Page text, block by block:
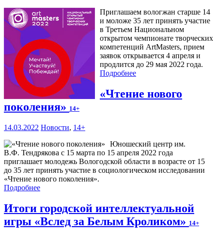
Приглашаем вологжан старше 14
и моложе 35 лет принять участие
в Третьем Национальном
открытом чемпионате творческих
компетенций ArtMasters, прием
заявок открывается 4 апреля и
продлится до 29 мая 2022 года.
Подробнее
«Чтение нового
поколения» 14+
14.03.2022 Новости, 14+
Юношеский центр им.
В.Ф. Тендрякова с 15 марта по 15 апреля 2022 года
приглашает молодежь Вологодской области в возрасте от 15
до 35 лет принять участие в социологическом исследовании
«Чтение нового поколения».
Подробнее
Итоги городской интеллектуальной
игры «Вслед за Белым Кроликом» 14+